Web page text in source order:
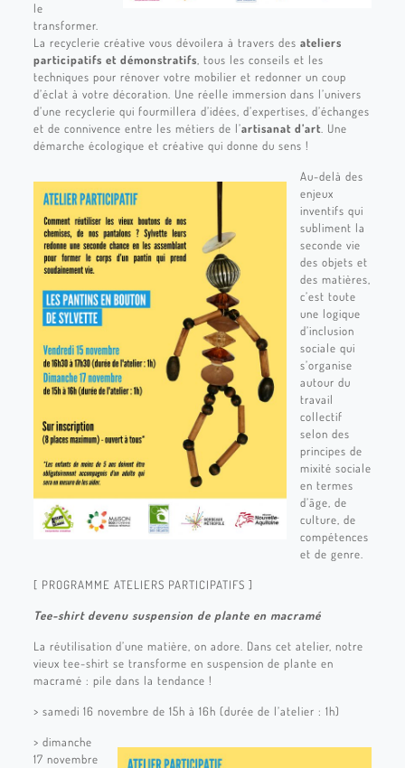
le
transformer.
La recyclerie créative vous dévoilera à travers des ateliers
participatifs et démonstratifs, tous les conseils et les
techniques pour rénover votre mobilier et redonner un coup
d’éclat à votre décoration. Une réelle immersion dans l’univers
d’une recyclerie qui fourmillera d’idées, d’expertises, d’échanges
et de connivence entre les métiers de l’artisanat d’art. Une
démarche écologique et créative qui donne du sens !
Au-delà des
enjeux
inventifs qui
subliment la
seconde vie
des objets et
des matières,
c’est toute
une logique
d’inclusion
sociale qui
s’organise
autour du
travail
collectif
selon des
principes de
mixité sociale
en termes
d’âge, de
culture, de
compétences
et de genre.
[ PROGRAMME ATELIERS PARTICIPATIFS ]
Tee-shirt devenu suspension de plante en macramé
La réutilisation d’une matière, on adore. Dans cet atelier, notre
vieux tee-shirt se transforme en suspension de plante en
macramé : pile dans la tendance !
> samedi 16 novembre de 15h à 16h (durée de l’atelier : 1h)
> dimanche
17 novembre